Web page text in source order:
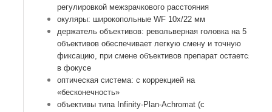
регулировкой межзрачкового расстояния
окуляры: широкопольные WF 10х/22 мм
держатель объективов: револьверная головка на 5
объективов обеспечивает легкую смену и точную
фиксацию, при смене объективов препарат остается
в фокусе
оптическая система: с коррекцией на
«бесконечность»
объективы типа Infinity-Plan-Achromat (с